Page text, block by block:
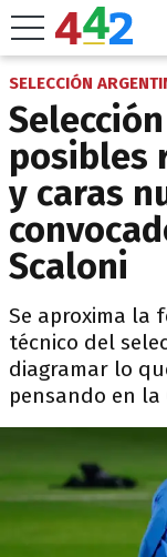
SELECCIÓN
posibles
y caras
Scaloni
Se aproxima la
técnico del
diagramar lo
pensando en la